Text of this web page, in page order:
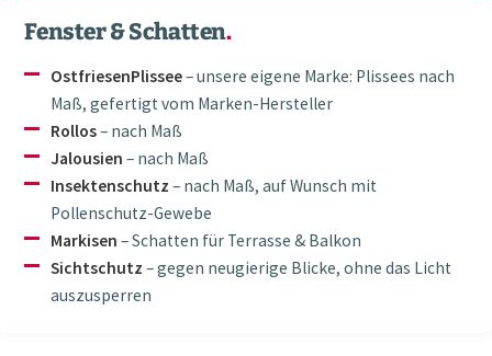
Fenster & Schatten.
OstfriesenPlissee– unsere eigene Marke: Plissees nach
Maß, gefertigt vom Marken-Hersteller
Rollos– nach Maß
Jalousien – nach Maß
Insektenschutz – nach Maß, auf Wunsch mit
Pollenschutz-Gewebe
Markisen – Schatten für Terrasse & Balkon
Sichtschutz – gegen neugierige Blicke, ohne das Licht
auszusperren